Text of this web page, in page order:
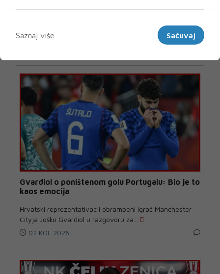
Gvardiol o poništenom golu Portugalu: Bio je to
kaos emocija
Hrvatski reprezentativac i obrambeni igrač Manchester
Cityja Joško Gvardiol u razgovoru za...
02 KOL 2026
Saznaj više
Sačuvaj